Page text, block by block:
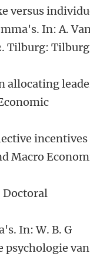
versus
In: A.
Tilburg: Tilburg
allocating
Macro
Doctoral
In: W. B. G
psychologie van